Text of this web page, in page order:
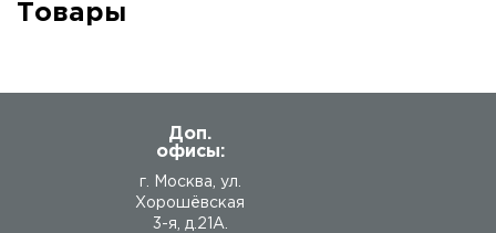
Товары
Доп.
офисы:
г. Москва, ул.
Хорошёвская
3-я, д.21А.